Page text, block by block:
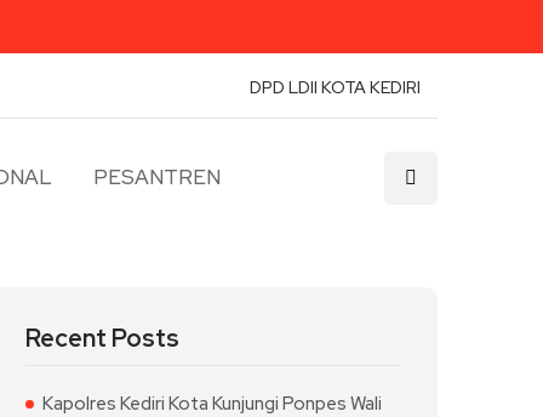
DPD LDII KOTA KEDIRI
PESANTREN
Recent Posts
Kapolres Kediri Kota Kunjungi Ponpes Wali